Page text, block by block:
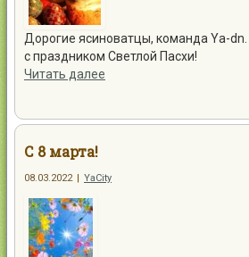
Дорогие ясиноватцы, команда Ya-
с праздником Светлой Пасхи!
Читать далее
С 8 марта!
08.03.2022 YaCity